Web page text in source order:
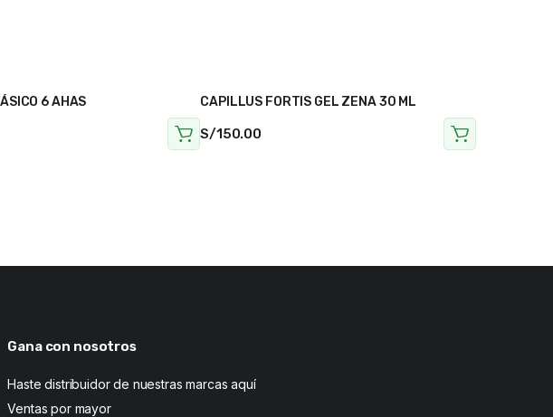
6 AHAS CAPILLUS FORTIS GEL ZENA 30 ML
S/150.00
Gana con nosotros
Haste distribuidor de nuestras marcas aquí
Ventas por mayor